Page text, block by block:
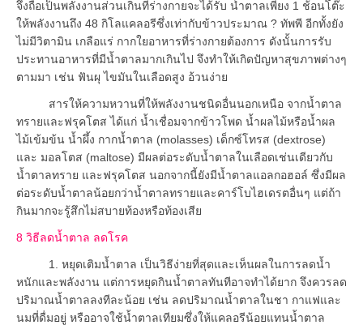
จึงถือเป็นพลังงานส่วนเกินที่ร่างกายจะได้รับ น้ำตาลเพียง 1 ช้อนโต๊ะ
ให้พลังงานถึง 48 กิโลแคลอรีซึ่งเท่ากับข้าวประมาณ ? ทัพพี อีกทั้งยัง
ไม่มีวิตามิน เกลือแร่ กากใยอาหารที่ร่างกายต้องการ ดังนั้นการรับ
ประทานอาหารที่มีน้ำตาลมากเกินไป จึงทำให้เกิดปัญหาสุขภาพต่างๆ
ตามมา เช่น ฟันผุ ไขมันในเลือดสูง อ้วนง่าย
สารให้ความหวานที่ให้พลังงานชนิดอื่นนอกเหนือ จากน้ำตาล
ทรายและฟรุคโตส ได้แก่ น้ำเชื่อมจากข้าวโพด น้ำผลไม้หรือน้ำผล
ไม้เข้มข้น น้ำผึ้ง กากน้ำตาล (molasses) เด็กซ์โทรส (dextrose)
และ มอลโตส (maltose) มีผลต่อระดับน้ำตาลในเลือดเช่นเดียวกับ
น้ำตาลทราย และฟรุคโตส นอกจากนี้ยังมีน้ำตาลแอลกอฮอล์ ซึ่งมีผล
ต่อระดับน้ำตาลน้อยกว่าน้ำตาลทรายและคาร์โบไฮเดรตอื่นๆ แต่ถ้า
กินมากจะรู้สึกไม่สบายท้องหรือท้องเสีย
8 วิธีลดน้ำตาล ลดโรค
1. หยุดเติมน้ำตาล เป็นวิธีง่ายที่สุดและเห็นผลในการลดน้ำ
หนักและพลังงาน แต่การหยุดกินน้ำตาลทันทีอาจทำได้ยาก จึงควรลด
ปริมาณน้ำตาลลงทีละน้อย เช่น ลดปริมาณน้ำตาลในชา กาแฟและ
นมที่ดื่มอยู่ หรืออาจใช้น้ำตาลเทียมซึ่งให้แคลอรีน้อยแทนน้ำตาล